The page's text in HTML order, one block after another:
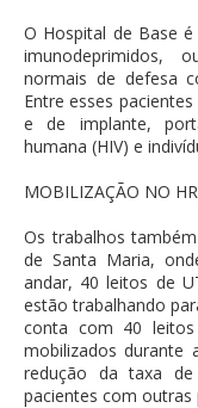
O Hospital de Base
imunodeprimidos,
normais de defesa
Entre esses
e de implante,
humana (HIV) e
MOBILIZAÇÃO NO
Os trabalhos
de Santa Maria,
andar, 40 leitos de
estão trabalhando
conta com 40
mobilizados durante
redução da taxa
pacientes com outras